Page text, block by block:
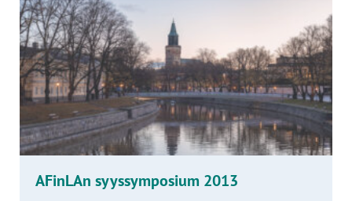
AFinLAn syyssymposium 2013